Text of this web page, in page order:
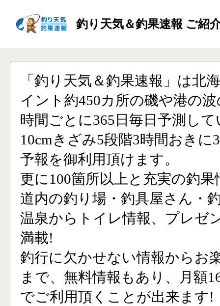
釣り天気＆釣果速報 ご紹
「釣り天気＆釣果速報」は北
イント約450カ所の磯や港の
時間ごとに365日毎日予測し
10cmきざみ5段階3時間おきに
予報を御利用頂けます。
更に100箇所以上と充実の釣果
道内の釣り場・釣具屋さん・
温泉からトイレ情報、プレゼ
満載!
釣行に欠かせない情報からお
まで、無料情報もあり、月額
でご利用頂くことが出来ます!